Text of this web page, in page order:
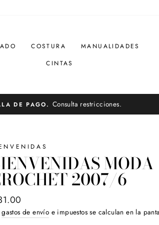
COSTURA
MANUALIDADES
CINTAS
DE PAGO. Consulta restricciones.
MODA
2007/6
gastos de envío e impuestos se calculan en la